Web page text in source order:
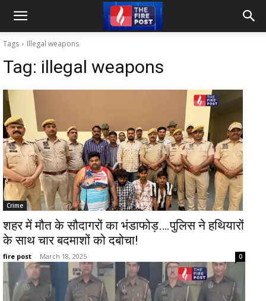
Tags Illegal weapons
Tag: illegal weapons
Crime
शहर में मौत के सौदागरों का भंडाफोड़….पुलिस ने हथियारों
के साथ चार बदमाशों को दबोचा!
fire post - March 18, 2025 0